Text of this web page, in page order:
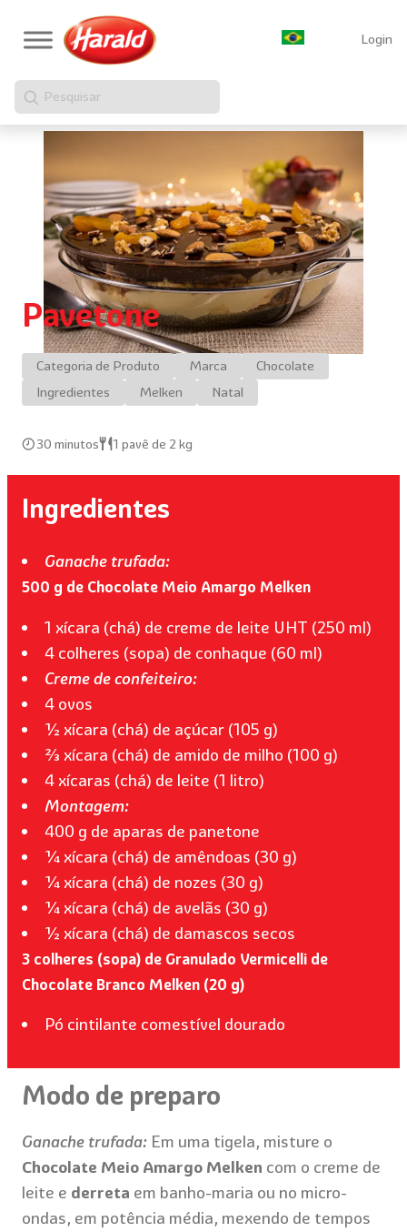
Login
Pesquisar
Pavetone
Categoria de Produto Marca
Chocolate
Ingredientes
Melken Natal
30 minutos 1 pavê de 2 kg
Ingredientes
Ganache trufada:
500 g de Chocolate Meio Amargo Melken
1 xícara (chá) de creme de leite UHT (250 ml)
4 colheres (sopa) de conhaque (60 ml)
Creme de confeiteiro:
4 ovos
½ xícara (chá) de açúcar (105 g)
⅔ xícara (chá) de amido de milho (100 g)
4 xícaras (chá) de leite (1 litro)
Montagem:
400 g de aparas de panetone
¼ xícara (chá) de amêndoas (30 g)
¼ xícara (chá) de nozes (30 g)
¼ xícara (chá) de avelãs (30 g)
½ xícara (chá) de damascos secos
3 colheres (sopa) de Granulado Vermicelli de
Chocolate Branco Melken (20 g)
Pó cintilante comestível dourado
Modo de preparo
Ganache trufada: Em uma tigela, misture o
Chocolate Meio Amargo Melken com o creme de
leite e derreta em banho-maria ou no micro-
ondas, em potência média, mexendo de tempos